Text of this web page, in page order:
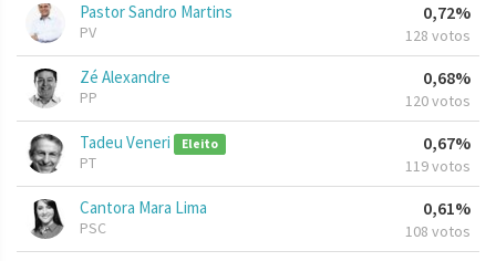
Pastor Sandro Martins
PV
0,72%
128 votos
Zé Alexandre
PP
0,68%
120 votos
Tadeu Veneri Eleito
PT
0,67%
119 votos
Cantora Mara Lima
PSC
0,61%
108 votos